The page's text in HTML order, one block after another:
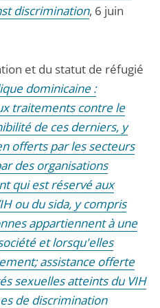
discrimination, 6 juin
et du statut de réfugié
dominicaine :
traitements contre le
de ces derniers, y
offerts par les secteurs
des organisations
qui est réservé aux
ou du sida, y compris
appartiennent à une
et lorsqu'elles
assistance offerte
sexuelles atteints du VIH
de discrimination